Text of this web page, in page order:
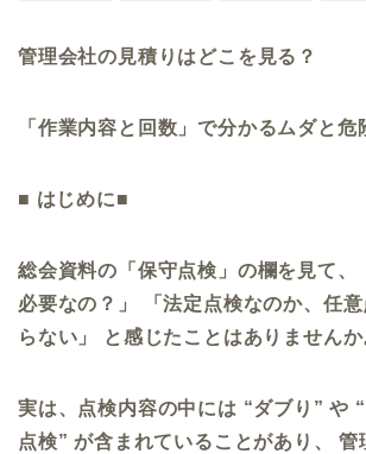
管理会社の見積りはどこを見る？
「作業内容と回数」で分かるムダと危
■ はじめに■
総会資料の「保守点検」の欄を見て、
必要なの？」 「法定点検なのか、任
らない」 と感じたことはありませんか
実は、点検内容の中には “ダブり” や
点検” が含まれていることがあり、 管